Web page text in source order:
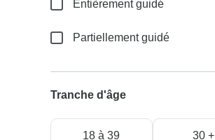
Entièrement guidé
Partiellement guidé
Tranche d'âge
18 à 39 30 +